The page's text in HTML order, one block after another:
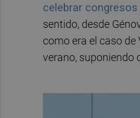
celebrar
sentido, desde
como era el caso
verano, suponiendo